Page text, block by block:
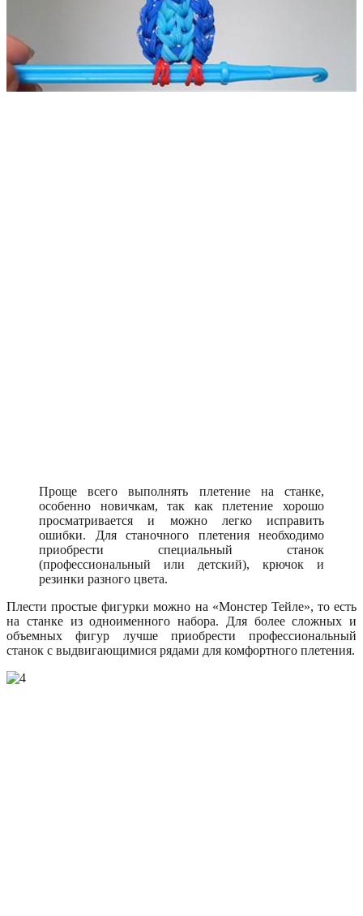
Проще всего выполнять плетение на станке,
особенно новичкам, так как плетение хорошо
просматривается и можно легко исправить
ошибки. Для станочного плетения необходимо
приобрести специальный станок
(профессиональный или детский), крючок и
резинки разного цвета.
Плести простые фигурки можно на «Монстер Тейле», то есть
на станке из одноименного набора. Для более сложных и
объемных фигур лучше приобрести профессиональный
станок с выдвигающимися рядами для комфортного плетения.